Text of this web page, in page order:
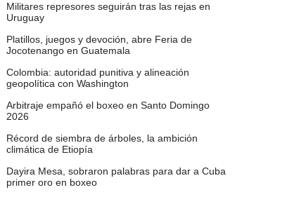
Militares represores seguirán tras las rejas en
Uruguay
Platillos, juegos y devoción, abre Feria de
Jocotenango en Guatemala
Colombia: autoridad punitiva y alineación
geopolítica con Washington
Arbitraje empañó el boxeo en Santo Domingo
2026
Récord de siembra de árboles, la ambición
climática de Etiopía
Dayira Mesa, sobraron palabras para dar a Cuba
primer oro en boxeo